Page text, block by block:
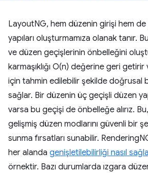
LayoutNG, hem düzenin girişi hem de
yapıları oluşturmamıza olanak tanır.
ve düzen geçişlerinin önbelleğini
karmaşıklığı O(n) değerine geri
için tahmin edilebilir şekilde doğrusal
sağlar. Bir düzenin üç geçişli düzen
varsa bu geçişi de önbelleğe alırız.
gelişmiş düzen modlarını güvenli bir
sunma fırsatları sunabilir.
her alanda genişletilebilirliği nasıl
örnektir. Bazı durumlarda ızgara